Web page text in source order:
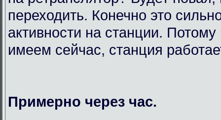
переходить. Конечно это
активности на станции. Потому
имеем сейчас, станция
Примерно через час.